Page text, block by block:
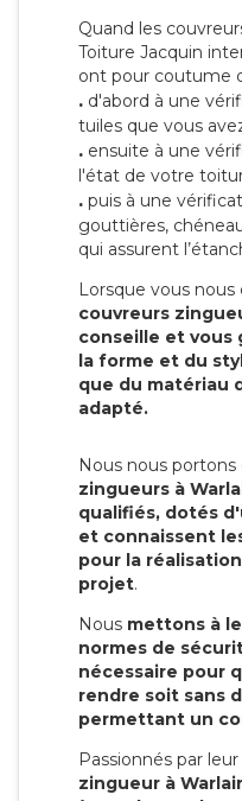
Quand les
Toiture Jacquin
ont pour coutume
. d'abord à une
tuiles que vous
. ensuite à une
l'état de votre
. puis à une
gouttières,
qui assurent
Lorsque vous
couvreurs
conseille et vous
la forme et du
que du matériau
adapté.
Nous nous
zingueurs à
qualifiés, dotés
et connaissent
pour la
projet.
Nous mettons à
normes de
nécessaire pour
rendre soit sans
permettant un
Passionnés par
zingueur à